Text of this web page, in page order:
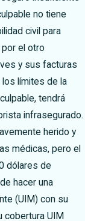
no tiene
civil para
el otro
y sus facturas
límites de la
tendrá
infrasegurado.
herido y
médicas, pero el
dólares de
hacer una
(UIM) con su
cobertura UIM